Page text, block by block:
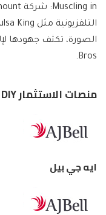
Bros.
منصات الاستثمار DIY
ايه جي بيل